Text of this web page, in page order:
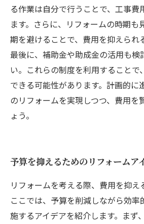
る作業は自分で行うことで、工事費
ます。さらに、リフォームの時期も
期を避けることで、費用を抑えられ
最後に、補助金や助成金の活用も検
い。これらの制度を利用することで
できる可能性があります。計画的に
のリフォームを実現しつつ、費用を
ょう。
予算を抑えるためのリフォームア
リフォームを考える際、費用を抑え
ここでは、予算を削減しながら効率
施するアイデアを紹介します。まず